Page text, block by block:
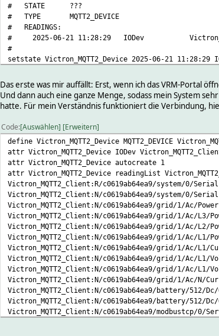
# STATE ???
# TYPE MQTT2_DEVICE
# READINGS:
# 2025-06-21 11:28:29 IODev
#
setstate Victron_MQTT2_Device 2025-06-21 11:28:29
Das erste was mir auffällt: Erst, wenn ich das VRM-Portal
Und dann auch eine ganze Menge, sodass mein System
hatte. Für mein Verständnis funktioniert die Verbindung,
Code Auswählen Erweitern
define Victron_MQTT2_Device MQTT2_DEVICE
attr Victron_MQTT2_Device IODev
attr Victron_MQTT2_Device autocreate 1
attr Victron_MQTT2_Device readingList
Victron_MQTT2_Client:R/c0619ab64ea9/system/0/
Victron_MQTT2_Client:N/c0619ab64ea9/system/0/
Victron_MQTT2_Client:N/c0619ab64ea9/grid/1/Ac/
Victron_MQTT2_Client:N/c0619ab64ea9/grid/1/Ac/L3/
Victron_MQTT2_Client:N/c0619ab64ea9/grid/1/Ac/L2/
Victron_MQTT2_Client:N/c0619ab64ea9/grid/1/Ac/L1/
Victron_MQTT2_Client:N/c0619ab64ea9/grid/1/Ac/L1/
Victron_MQTT2_Client:N/c0619ab64ea9/grid/1/Ac/L1/
Victron_MQTT2_Client:N/c0619ab64ea9/grid/1/Ac/L1/
Victron_MQTT2_Client:N/c0619ab64ea9/grid/1/Ac/N/
Victron_MQTT2_Client:N/c0619ab64ea9/battery/512/
Victron_MQTT2_Client:N/c0619ab64ea9/battery/512/
Victron_MQTT2_Client:N/c0619ab64ea9/modbustcp/